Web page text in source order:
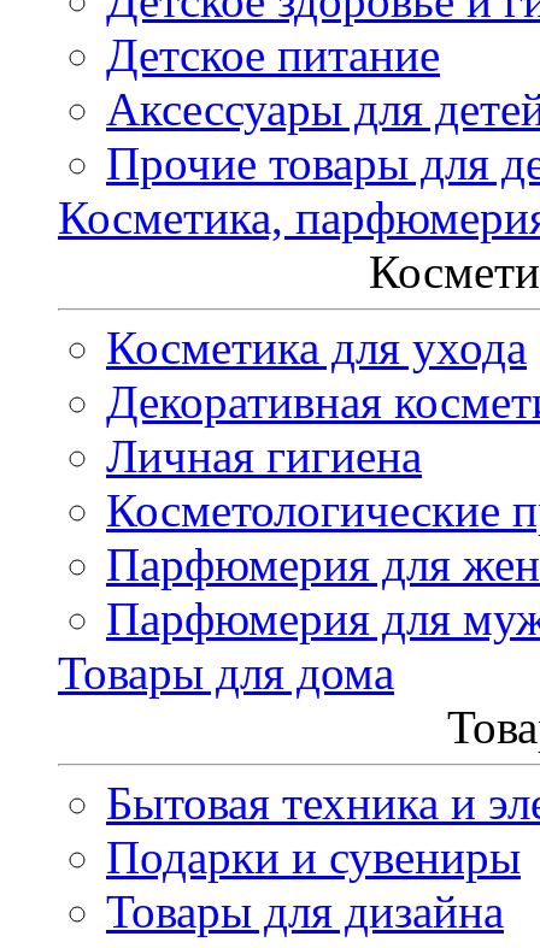
Детское питание
Аксессуары для
Прочие товары для
Косметика,
Косметика для ухода
Декоративная
Личная гигиена
Косметологические
Парфюмерия для
Парфюмерия для
Товары для дома
Бытовая техника и
Подарки и сувениры
Товары для дизайна